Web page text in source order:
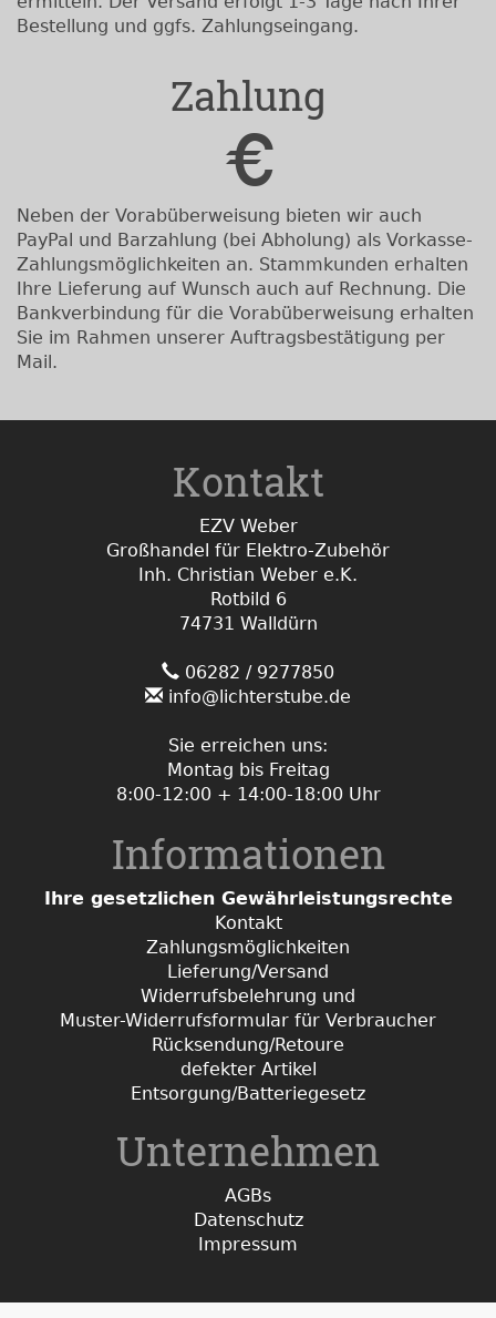
Bestellung und ggfs. Zahlungseingang.
Zahlung
Neben der Vorabüberweisung bieten wir auch
PayPal und Barzahlung (bei Abholung) als Vorkasse-
Zahlungsmöglichkeiten an. Stammkunden erhalten
Ihre Lieferung auf Wunsch auch auf Rechnung. Die
Bankverbindung für die Vorabüberweisung erhalten
Sie im Rahmen unserer Auftragsbestätigung per
Mail.
Kontakt
EZV Weber
Großhandel für Elektro-Zubehör
Inh. Christian Weber e.K.
Rotbild 6
74731 Walldürn
06282 / 9277850
info@lichterstube.de
Sie erreichen uns:
Montag bis Freitag
8:00-12:00 + 14:00-18:00 Uhr
Informationen
Ihre gesetzlichen Gewährleistungsrechte
Kontakt
Zahlungsmöglichkeiten
Lieferung/Versand
Widerrufsbelehrung und
Muster-Widerrufsformular für Verbraucher
Rücksendung/Retoure
defekter Artikel
Entsorgung/Batteriegesetz
Unternehmen
AGBs
Datenschutz
Impressum